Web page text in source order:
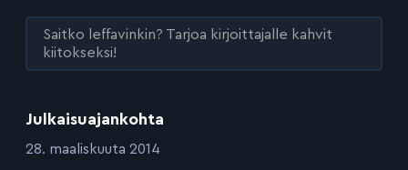
Julkaisuajankohta
:28. maaliskuuta 2014
Saitko leffavinkin? Tarjoa kirjoittajalle kahvit
kiitokseksi!